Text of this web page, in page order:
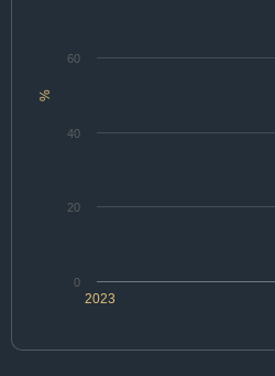
%
2023
0
20
40
60